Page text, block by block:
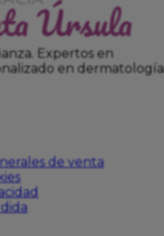
Expertos en
en dermatología
de venta